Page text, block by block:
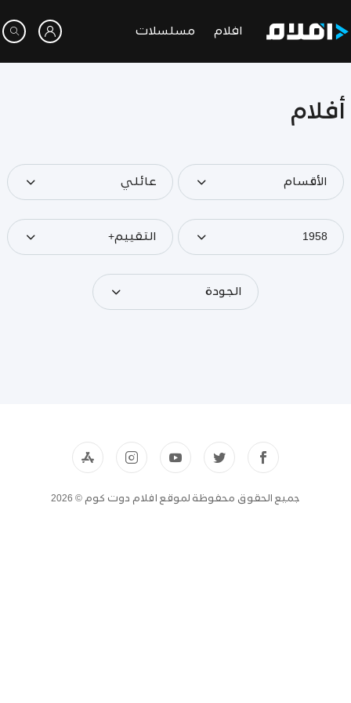
افلام مسلسلات
أفلام
الأقسام عائلي
1958 التقييم+
الجودة
جميع الحقوق محفوظة لموقع افلام دوت كوم © 2026